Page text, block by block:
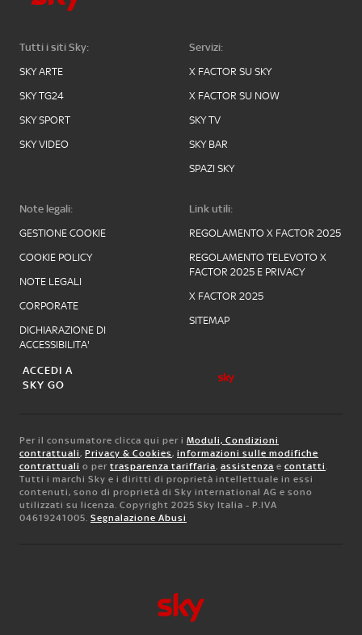
Tutti i siti Sky:
SKY ARTE
SKY TG24
SKY SPORT
SKY VIDEO
Servizi:
X FACTOR SU SKY
X FACTOR SU NOW
SKY TV
SKY BAR
SPAZI SKY
Note legali:
GESTIONE COOKIE
COOKIE POLICY
NOTE LEGALI
CORPORATE
DICHIARAZIONE DI
ACCESSIBILITA'
Link utili:
REGOLAMENTO X FACTOR 2025
REGOLAMENTO TELEVOTO X
FACTOR 2025 E PRIVACY
X FACTOR 2025
SITEMAP
ACCEDI A
SKY GO
Per il consumatore clicca qui per i Moduli, Condizioni
contrattuali, Privacy & Cookies, informazioni sulle modifiche
contrattuali o per trasparenza tariffaria, assistenza e contatti.
Tutti i marchi Sky e i diritti di proprietà intellettuale in essi
contenuti, sono di proprietà di Sky international AG e sono
utilizzati su licenza. Copyright 2025 Sky Italia - P.IVA
04619241005. Segnalazione Abusi